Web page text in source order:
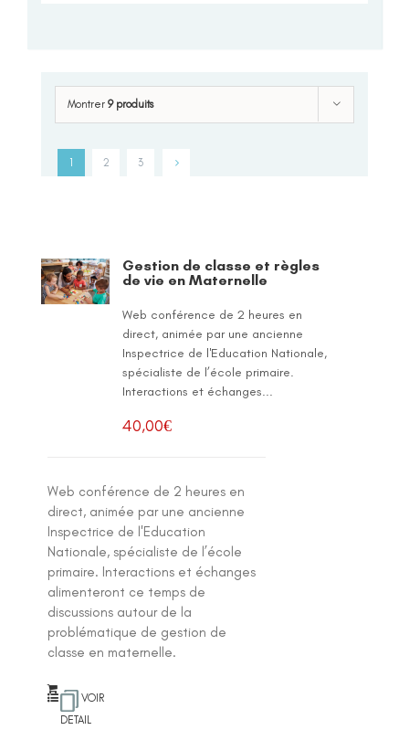
Montrer 9 produits
1 2 3
Gestion de classe et règles
de vie en Maternelle
Web conférence de 2 heures en
direct, animée par une ancienne
Inspectrice de l'Education Nationale,
spécialiste de l’école primaire.
Interactions et échanges...
40,00€
Web conférence de 2 heures en
direct, animée par une ancienne
Inspectrice de l'Education
Nationale, spécialiste de l’école
primaire. Interactions et échanges
alimenteront ce temps de
discussions autour de la
problématique de gestion de
classe en maternelle.
VOIR
DETAIL